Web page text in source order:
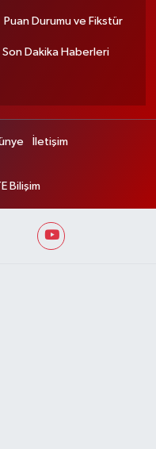
Puan Durumu ve Fikstür
Son Dakika Haberleri
İletişim
Bilişim